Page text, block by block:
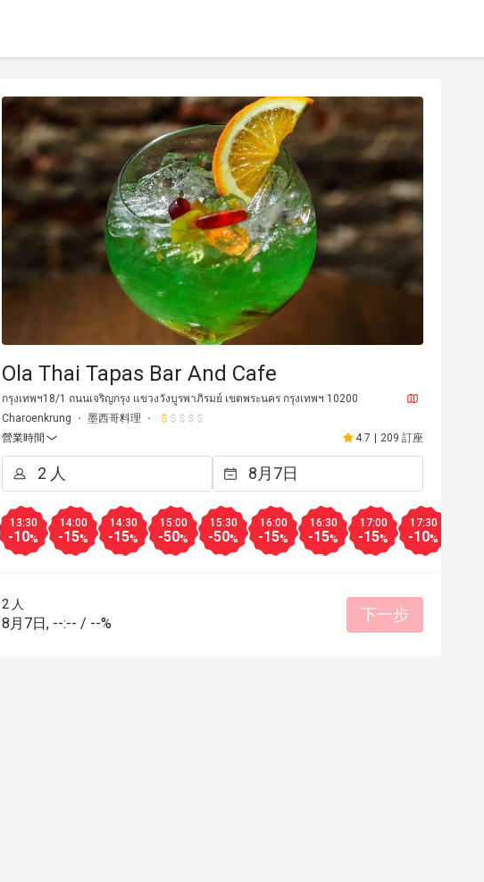
Ola Thai Tapas Bar And Cafe
กรุงเทพฯ18/1 ถนนเจริญกรุง แขวงวังบูรพาภิรมย์ เขตพระนคร กรุงเทพฯ 10200
Charoenkrung
墨西哥料理
營業時間
4.7 | 209 訂座
13:30
-10%
14:00
-15%
14:30
-15%
15:00
-50%
15:30
-50%
16:00
-15%
16:30
-15%
17:00
-15%
17:30
-10%
2 人
8月7日, --:-- / --% 下一步